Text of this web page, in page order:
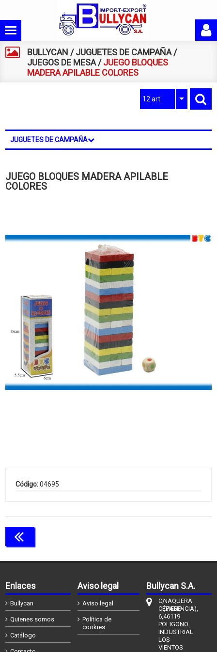
BULLYCAN /JUGUETES DE CAMPAÑA/
JUEGOS DE MESA/JUEGO BLOQUES
MADERA APILABLE COLORES
12 art.
JUGUETES DE CAMPAÑA
JUEGO BLOQUES MADERA APILABLE
COLORES
Código:04695
Enlaces
Bullycan
Quienes somos
Catálogo
Aviso legal
Aviso legal
Política de
cookies
Bullycan S.A.
C/
CÉFIERO
6,
POLIGONO
INDUSTRIAL
LOS
VIENTOS
NAQUERA
(VALENCIA),
46119